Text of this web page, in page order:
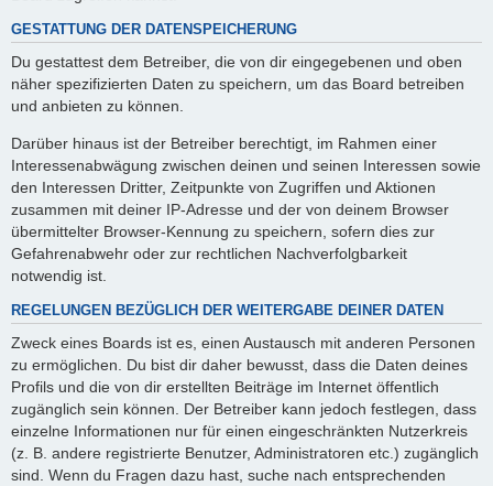
GESTATTUNG DER DATENSPEICHERUNG
Du gestattest dem Betreiber, die von dir eingegebenen und oben
näher spezifizierten Daten zu speichern, um das Board betreiben
und anbieten zu können.
Darüber hinaus ist der Betreiber berechtigt, im Rahmen einer
Interessenabwägung zwischen deinen und seinen Interessen sowie
den Interessen Dritter, Zeitpunkte von Zugriffen und Aktionen
zusammen mit deiner IP-Adresse und der von deinem Browser
übermittelter Browser-Kennung zu speichern, sofern dies zur
Gefahrenabwehr oder zur rechtlichen Nachverfolgbarkeit
notwendig ist.
REGELUNGEN BEZÜGLICH DER WEITERGABE DEINER DATEN
Zweck eines Boards ist es, einen Austausch mit anderen Personen
zu ermöglichen. Du bist dir daher bewusst, dass die Daten deines
Profils und die von dir erstellten Beiträge im Internet öffentlich
zugänglich sein können. Der Betreiber kann jedoch festlegen, dass
einzelne Informationen nur für einen eingeschränkten Nutzerkreis
(z. B. andere registrierte Benutzer, Administratoren etc.) zugänglich
sind. Wenn du Fragen dazu hast, suche nach entsprechenden